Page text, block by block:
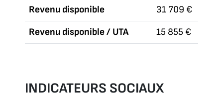
Revenu disponible
31 709 €
Revenu disponible / UTA
15 855 €
INDICATEURS SOCIAUX